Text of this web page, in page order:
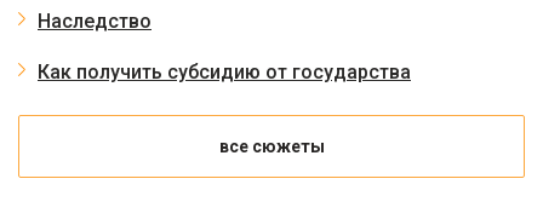
Наследство
Как получить субсидию от государства
все сюжеты